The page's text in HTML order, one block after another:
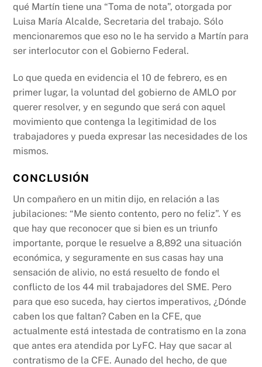
qué Martín tiene una “Toma de nota”, otorgada por
Luisa María Alcalde, Secretaria del trabajo. Sólo
mencionaremos que eso no le ha servido a Martín para
ser interlocutor con el Gobierno Federal.
Lo que queda en evidencia el 10 de febrero, es en
primer lugar, la voluntad del gobierno de AMLO por
querer resolver, y en segundo que será con aquel
movimiento que contenga la legitimidad de los
trabajadores y pueda expresar las necesidades de los
mismos.
CONCLUSIÓN
Un compañero en un mitin dijo, en relación a las
jubilaciones: “Me siento contento, pero no feliz”. Y es
que hay que reconocer que si bien es un triunfo
importante, porque le resuelve a 8,892 una situación
económica, y seguramente en sus casas hay una
sensación de alivio, no está resuelto de fondo el
conflicto de los 44 mil trabajadores del SME. Pero
para que eso suceda, hay ciertos imperativos, ¿Dónde
caben los que faltan? Caben en la CFE, que
actualmente está intestada de contratismo en la zona
que antes era atendida por LyFC. Hay que sacar al
contratismo de la CFE. Aunado del hecho, de que